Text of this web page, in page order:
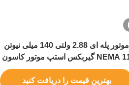
موتور پله ای 2.88 ولتی 140 میلی نیوتن
NEMA 11 گیربکس استپ موتور کاسون
2 فاز
بهترین قیمت را دریافت کنید